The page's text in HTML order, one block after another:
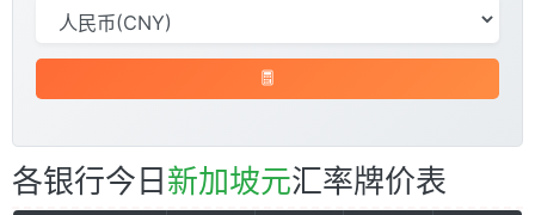
各银行今日 新加坡元汇率牌价表